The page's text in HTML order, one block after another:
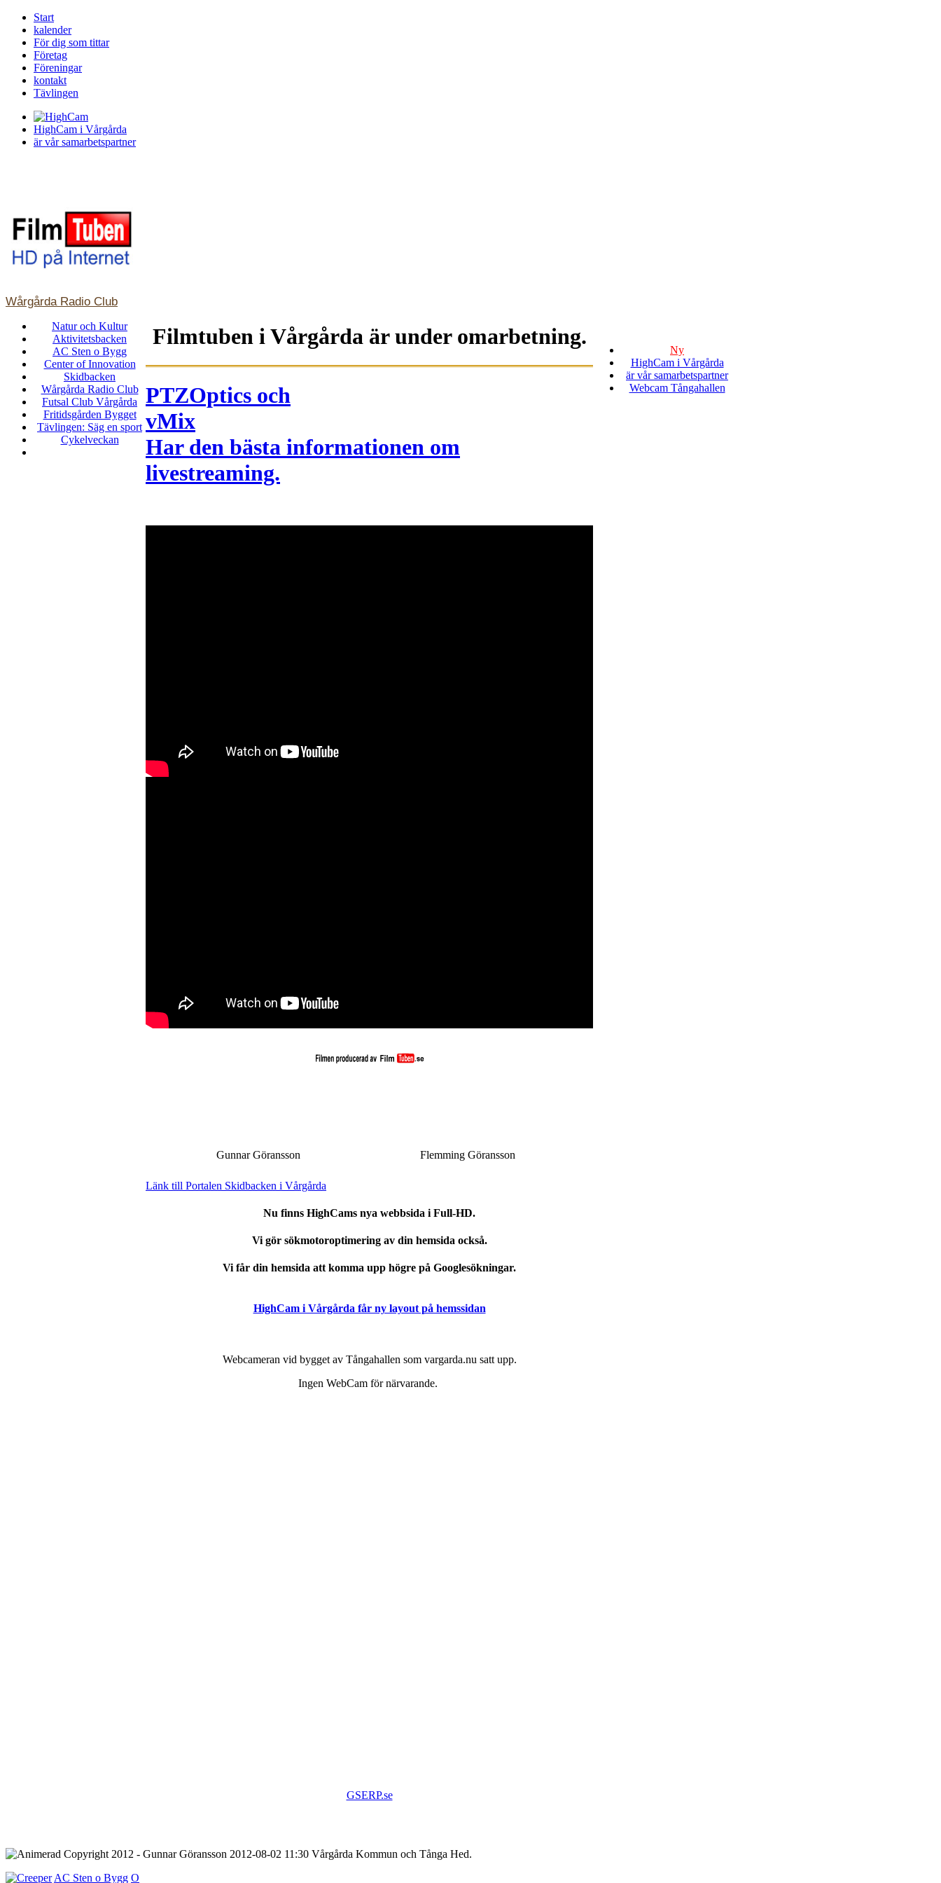
Start
kalender
För dig som tittar
Företag
Föreningar
kontakt
Tävlingen
HighCam i Vårgårda
är vår samarbetspartner
Wårgårda Radio Club
Natur och Kultur
Aktivitetsbacken
AC Sten o Bygg
Center of Innovation
Skidbacken
Wårgårda Radio Club
Futsal Club Vårgårda
Fritidsgården Bygget
Tävlingen: Säg en sport
Cykelveckan
Filmtuben i Vårgårda är under omarbetning.
PTZOptics och
vMix
Har den bästa informationen om
livestreaming.
Gunnar Göransson Flemming Göransson
Länk till Portalen Skidbacken i Vårgårda
Nu finns HighCams nya webbsida i Full-HD.
Vi gör sökmotoroptimering av din hemsida också.
Vi får din hemsida att komma upp högre på Googlesökningar.
HighCam i Vårgårda får ny layout på hemssidan
Webcameran vid bygget av Tångahallen som vargarda.nu satt upp.
Ingen WebCam för närvarande.
GSERP.se
Ny
HighCam i Vårgårda
är vår samarbetspartner
Webcam Tångahallen
Copyright 2012 - Gunnar Göransson 2012-08-02 11:30 Vårgårda Kommun och Tånga Hed.
AC Sten o Bygg O